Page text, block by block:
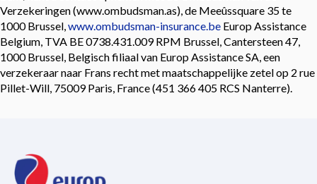
Verzekeringen (www.ombudsman.as), de Meeûssquare 35 te
1000 Brussel,www.ombudsman-insurance.be Europ Assistance
Belgium, TVA BE 0738.431.009 RPM Brussel, Cantersteen 47,
1000 Brussel, Belgisch filiaal van Europ Assistance SA, een
verzekeraar naar Frans recht met maatschappelijke zetel op 2 rue
Pillet-Will, 75009 Paris, France (451 366 405 RCS Nanterre).